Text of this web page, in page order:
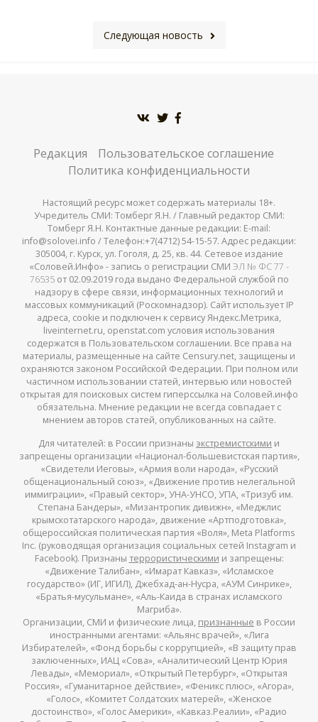
Следующая новость
Редакция
Пользовательское соглашение
Политика конфиденциальности
Настоящий ресурс может содержать материалы 18+.
Учредитель СМИ: Томберг Я.Н. / Главный редактор СМИ:
Томберг Я.Н. Контактные данные редакции: E-mail:
info@solovei.info / Телефон:+7(4712) 54-15-57. Адрес редакции:
305004, г. Курск, ул. Гоголя, д. 25, кв. 44. Сетевое издание
«Соловей.Инфо» - запись о регистрации СМИ ЭЛ № ФС 77 -
76535от 02.09.2019 года выдано Федеральной службой по
надзору в сфере связи, информационных технологий и
массовых коммуникаций (Роскомнадзор). Сайт использует IP
адреса, cookie и подключен к сервису Яндекс.Метрика,
liveinternet.ru, openstat.com условия использования
содержатся в Пользовательском соглашении. Все права на
материалы, размещенные на сайте Censury.net, защищены и
охраняются законом Российской Федерации. При полном или
частичном использовании статей, интервью или новостей
открытая для поисковых систем гиперссылка на Соловей.инфо
обязательна. Мнение редакции не всегда совпадает с
мнением авторов статей, опубликованных на сайте.
Для читателей: в России признаны экстремистскими и
запрещены организации «Национал-большевистская партия»,
«Свидетели Иеговы», «Армия воли народа», «Русский
общенациональный союз», «Движение против нелегальной
иммиграции», «Правый сектор», УНА-УНСО, УПА, «Тризуб им.
Степана Бандеры», «Мизантропик дивижн», «Меджлис
крымскотатарского народа», движение «Артподготовка»,
общероссийская политическая партия «Воля», Meta Platforms
Inc. (руководящая организация социальных сетей Instagram и
Facebook). Признаны террористическими и запрещены:
«Движение Талибан», «Имарат Кавказ», «Исламское
государство» (ИГ, ИГИЛ), Джебхад-ан-Нусра, «АУМ Синрике»,
«Братья-мусульмане», «Аль-Каида в странах исламского
Магриба».
Организации, СМИ и физические лица, признанные в России
иностранными агентами: «Альянс врачей», «Лига
Избирателей», «Фонд борьбы с коррупцией», «В защиту прав
заключенных», ИАЦ «Сова», «Аналитический Центр Юрия
Левады», «Мемориал», «Открытый Петербург», «Открытая
Россия», «Гуманитарное действие», «Феникс плюс», «Агора»,
«Голос», «Комитет Солдатских матерей», «Женское
достоинство», «Голос Америки», «Кавказ.Реалии», «Радио